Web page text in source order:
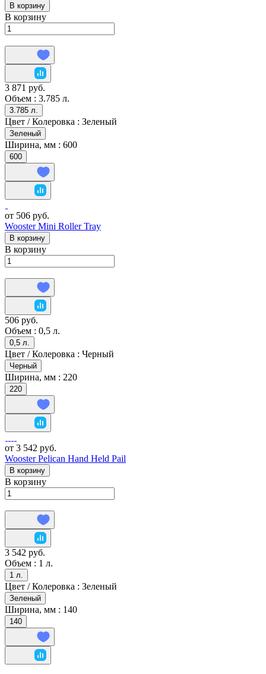
В корзину
В корзину
3 871 руб.
Объем : 3.785 л.
3.785 л.
Цвет / Колеровка : Зеленый
Зеленый
Ширина, мм : 600
600
от 506 руб.
Wooster Mini Roller Tray
В корзину
В корзину
506 руб.
Объем : 0,5 л.
0,5 л.
Цвет / Колеровка : Черный
Черный
Ширина, мм : 220
220
от 3 542 руб.
Wooster Pelican Hand Held Pail
В корзину
В корзину
3 542 руб.
Объем : 1 л.
1 л.
Цвет / Колеровка : Зеленый
Зеленый
Ширина, мм : 140
140